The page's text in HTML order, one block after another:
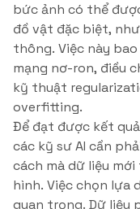
bức ảnh có thể
đồ vật đặc biệt,
thông. Việc này
mạng nơ-ron, điều
kỹ thuật
overfitting.
Để đạt được kết
các kỹ sư AI cần
cách mà dữ liệu
hình. Việc chọn lựa
quan trọng. Dữ liệu